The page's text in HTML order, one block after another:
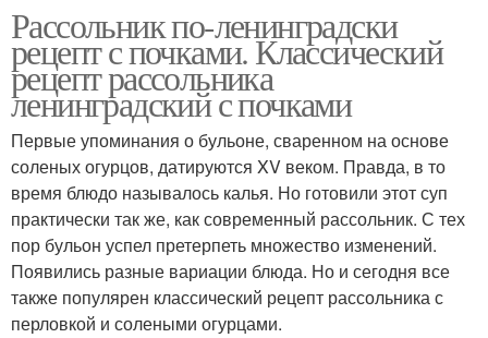
Рассольник по-ленинградски
рецепт с почками. Классический
рецепт рассольника
ленинградский с почками
Первые упоминания о бульоне, сваренном на основе
соленых огурцов, датируются XV веком. Правда, в то
время блюдо называлось калья. Но готовили этот суп
практически так же, как современный рассольник. С тех
пор бульон успел претерпеть множество изменений.
Появились разные вариации блюда. Но и сегодня все
также популярен классический рецепт рассольника с
перловкой и солеными огурцами.